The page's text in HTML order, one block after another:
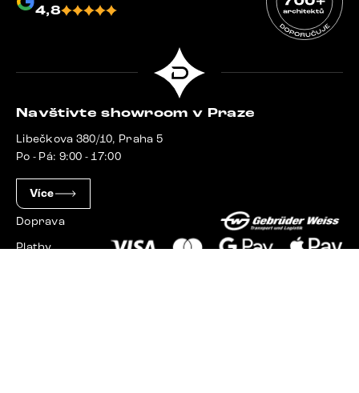
4,8
Navštivte showroom v Praze
Libečkova 380/10, Praha 5
Po - Pá: 9:00 - 17:00
Více
Doprava
Platby